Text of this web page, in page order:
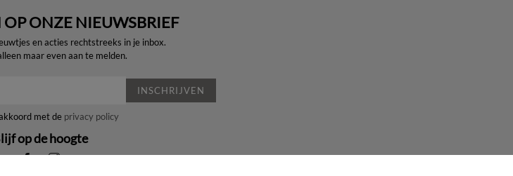
OP ONZE NIEUWSBRIEF
en acties rechtstreeks in je inbox.
maar even aan te melden.
INSCHRIJVEN
met de privacy policy
op de hoogte